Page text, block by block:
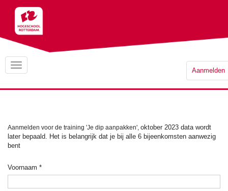
Aanmelden
Aanmelden voor de training 'Je dip aanpakken', oktober 2023 data wordt
later bepaald. Het is belangrijk dat je bij alle 6 bijeenkomsten aanwezig
bent
Voornaam *